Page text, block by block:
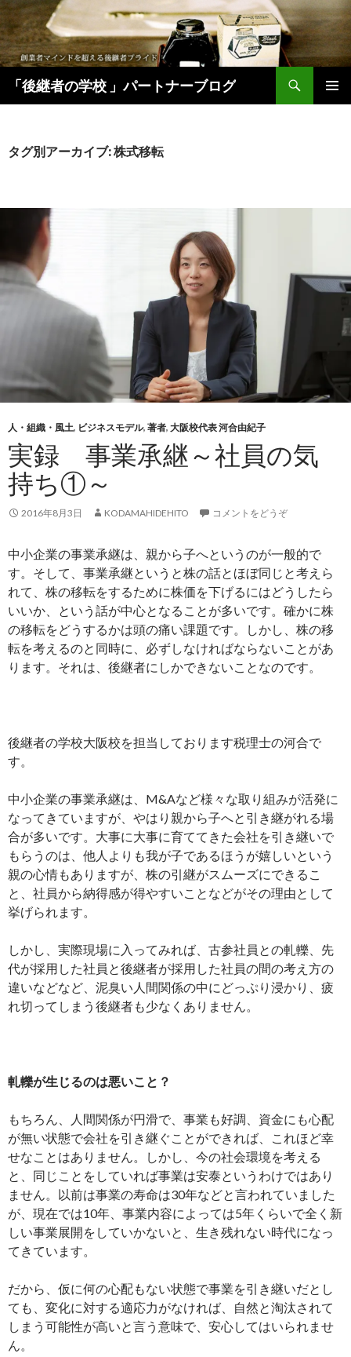
「後継者の学校 」パートナーブログ
検
ン
タグ別アーカイブ: 株式移転
人・組織・風土, ビジネスモデル, 著者, 大阪校代表 河合由紀子
実録 事業承継～社員の気
持ち①～
2016年8月3日 KODAMAHIDEHITO コメントをどうぞ
中小企業の事業承継は、親から子へというのが一般的で
す。そして、事業承継というと株の話とほぼ同じと考えら
れて、株の移転をするために株価を下げるにはどうしたら
いいか、という話が中心となることが多いです。確かに株
の移転をどうするかは頭の痛い課題です。しかし、株の移
転を考えるのと同時に、必ずしなければならないことがあ
ります。それは、後継者にしかできないことなのです。
後継者の学校大阪校を担当しております税理士の河合で
す。
中小企業の事業承継は、M&Aなど様々な取り組みが活発に
なってきていますが、やはり親から子へと引き継がれる場
合が多いです。大事に大事に育ててきた会社を引き継いで
もらうのは、他人よりも我が子であるほうが嬉しいという
親の心情もありますが、株の引継がスムーズにできるこ
と、社員から納得感が得やすいことなどがその理由として
挙げられます。
しかし、実際現場に入ってみれば、古参社員との軋轢、先
代が採用した社員と後継者が採用した社員の間の考え方の
違いなどなど、泥臭い人間関係の中にどっぷり浸かり、疲
れ切ってしまう後継者も少なくありません。
軋轢が生じるのは悪いこと？
もちろん、人間関係が円滑で、事業も好調、資金にも心配
が無い状態で会社を引き継ぐことができれば、これほど幸
せなことはありません。しかし、今の社会環境を考える
と、同じことをしていれば事業は安泰というわけではあり
ません。以前は事業の寿命は30年などと言われていました
が、現在では10年、事業内容によっては5年くらいで全く新
しい事業展開をしていかないと、生き残れない時代になっ
てきています。
だから、仮に何の心配もない状態で事業を引き継いだとし
ても、変化に対する適応力がなければ、自然と淘汰されて
しまう可能性が高いと言う意味で、安心してはいられませ
ん。